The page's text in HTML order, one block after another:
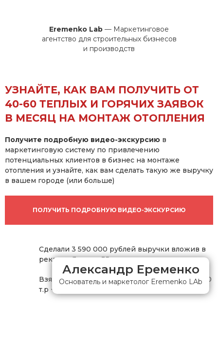
Eremenko Lab — Маркетинговое
агентство для строительных бизнесов
и производств
УЗНАЙТЕ, КАК ВАМ ПОЛУЧИТЬ ОТ
40-60 ТЕПЛЫХ И ГОРЯЧИХ ЗАЯВОК
В МЕСЯЦ НА МОНТАЖ ОТОПЛЕНИЯ
Получите подробную видео-экскурсию в
маркетинговую систему по привлечению
потенциальных клиентов в бизнес на монтаже
отопления и узнайте, как вам сделать такую же выручку
в вашем городе (или больше)
ПОЛУЧИТЬ ПОДРОБНУЮ ВИДЕО-ЭКСКУРСИЮ
Сделали 3 590 000 рублей выручки вложив в
рекламу Яндекс 35 т.р
Взято в работу 4 объекта. 1,5 млн + 750 т.р +480
т.р + 860 т.р
Александр Еременко
Основатель и маркетолог Eremenko LAb